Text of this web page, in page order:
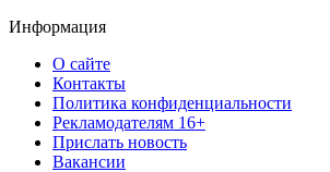
Информация
О сайте
Контакты
Политика конфиденциальности
Рекламодателям 16+
Прислать новость
Вакансии